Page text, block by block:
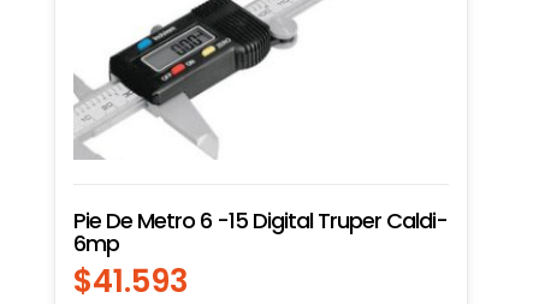
Pie De Metro 6 -15 Digital Truper Caldi-
6mp
$41.593